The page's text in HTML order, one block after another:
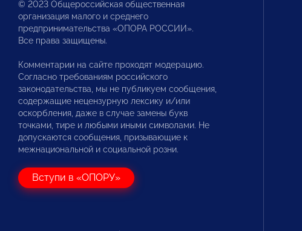
© 2023 Общероссийская общественная
организация малого и среднего
предпринимательства «ОПОРА РОССИИ».
Все права защищены.
Комментарии на сайте проходят модерацию.
Согласно требованиям российского
законодательства, мы не публикуем сообщения,
содержащие нецензурную лексику и/или
оскорбления, даже в случае замены букв
точками, тире и любыми иными символами. Не
допускаются сообщения, призывающие к
межнациональной и социальной розни.
Вступи в «ОПОРУ»